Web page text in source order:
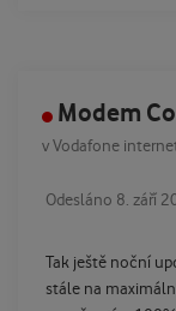
Modem
vVodafone
Odesláno 8. září
Tak ještě noční
stále na